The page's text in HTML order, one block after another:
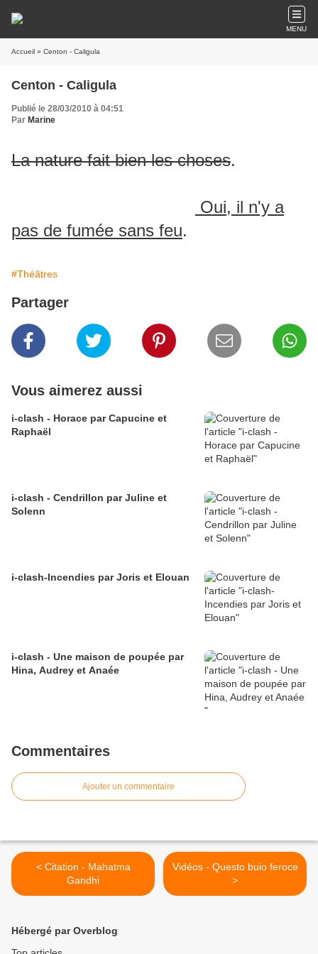
MENU
Accueil » Centon - Caligula
Centon - Caligula
Publié le 28/03/2010 à 04:51
Par Marine
La nature fait bien les choses.
Oui, il n'y a
pas de fumée sans feu.
#Théâtres
Partager
Vous aimerez aussi
i-clash - Horace par Capucine et
Raphaël
i-clash - Cendrillon par Juline et
Solenn
i-clash-Incendies par Joris et Elouan
i-clash - Une maison de poupée par
Hina, Audrey et Anaée
Commentaires
Ajouter un commentaire
< Citation - Mahatma
Gandhi
Vidéos - Questo buio feroce
>
Hébergé par Overblog